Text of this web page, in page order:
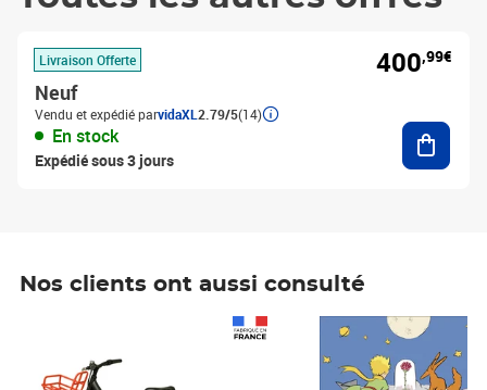
Livraison Offerte
Neuf
Vendu et expédié parvidaXL 2.79/5(14)
En stock
Expédié sous 3 jours
400,99€
Nos clients ont aussi consulté
Prix 7,50€